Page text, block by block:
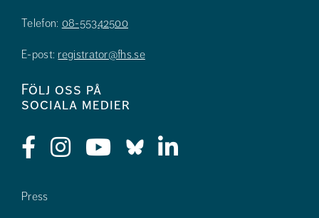
Telefon: 08-55342500
E-post: registrator@fhs.se
Följ oss på
sociala medier
Press